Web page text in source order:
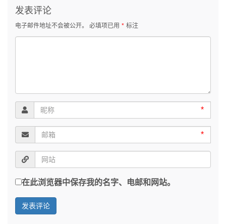
发表评论
电子邮件地址不会被公开。 必填项已用 * 标注
*
*
在此浏览器中保存我的名字、电邮和网站。